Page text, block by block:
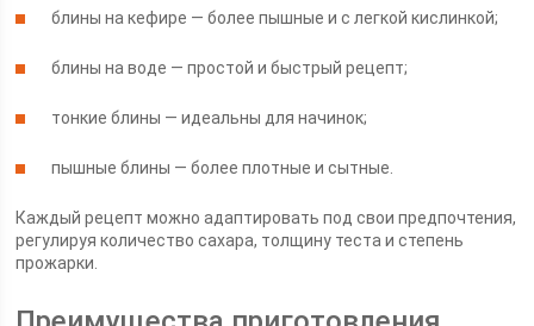
блины на кефире — более пышные и с легкой кислинкой;
блины на воде — простой и быстрый рецепт;
тонкие блины — идеальны для начинок;
пышные блины — более плотные и сытные.
Каждый рецепт можно адаптировать под свои предпочтения,
регулируя количество сахара, толщину теста и степень
прожарки.